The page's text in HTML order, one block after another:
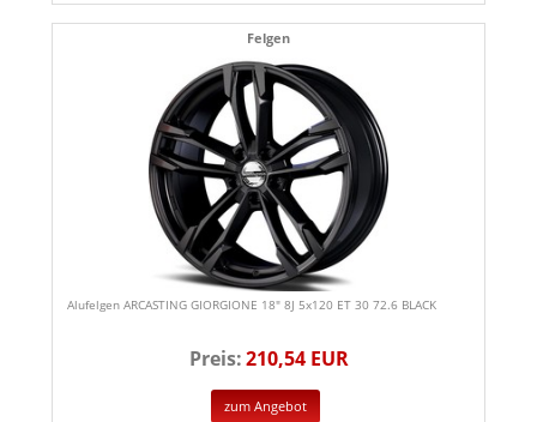
Felgen
Alufelgen ARCASTING GIORGIONE 18" 8J 5x120 ET 30 72.6 BLACK
Preis:210,54 EUR
zum Angebot